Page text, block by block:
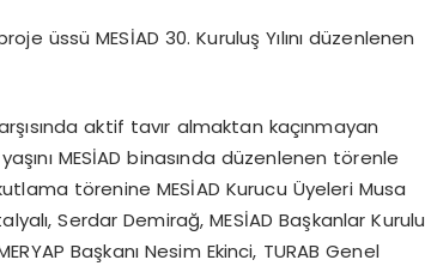
üssü MESİAD 30. Kuruluş Yılını düzenlenen
aktif tavır almaktan kaçınmayan
MESİAD binasında düzenlenen törenle
törenine MESİAD Kurucu Üyeleri Musa
Serdar Demirağ, MESİAD Başkanlar Kurulu
Başkanı Nesim Ekinci, TURAB Genel